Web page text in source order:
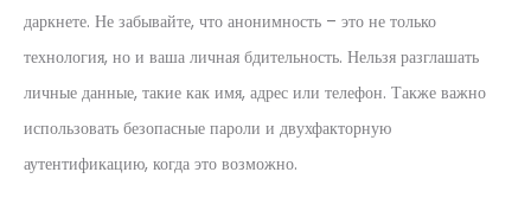
даркнете. Не забывайте, что анонимность – это не только
технология, но и ваша личная бдительность. Нельзя разглашать
личные данные, такие как имя, адрес или телефон. Также важно
использовать безопасные пароли и двухфакторную
аутентификацию, когда это возможно.